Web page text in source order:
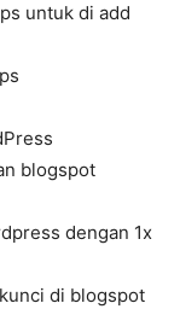
untuk di add
blogspot
dengan 1x
di blogspot